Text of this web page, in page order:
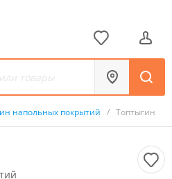
напольных покрытий / Топтыгин